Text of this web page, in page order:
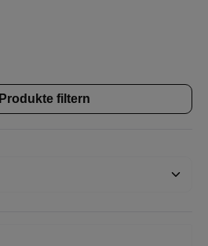
Produkte filtern